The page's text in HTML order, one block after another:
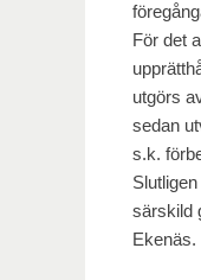
För det
utgörs
sedan
s.k.
särskild
Ekenäs.